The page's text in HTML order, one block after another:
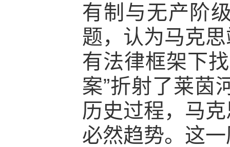
有制与无产阶
题，认为马克
有法律框架下
案”折射了莱茵
历史过程，马
必然趋势。这